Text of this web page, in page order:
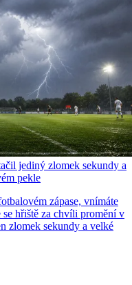
jediný zlomek sekundy a
pekle
zápase, vnímáte
hřiště za chvíli promění v
zlomek sekundy a velké